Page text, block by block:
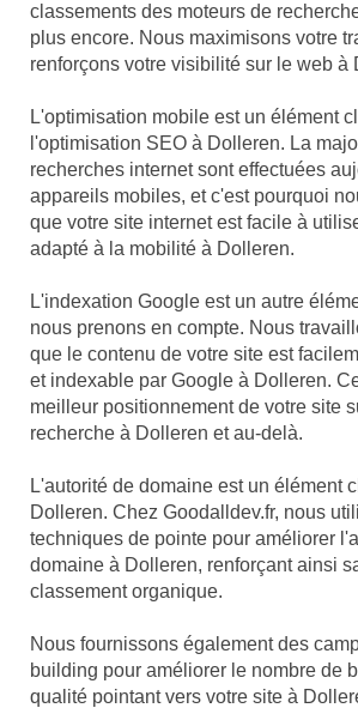
classements des moteurs de
plus encore. Nous maximisons votre
renforçons votre visibilité sur le web à
L'optimisation mobile est un élément
l'optimisation SEO à Dolleren. La
recherches internet sont effectuées
appareils mobiles, et c'est pourquoi
que votre site internet est facile à
adapté à la mobilité à Dolleren.
L'indexation Google est un autre
nous prenons en compte. Nous
que le contenu de votre site est
et indexable par Google à Dolleren.
meilleur positionnement de votre site
recherche à Dolleren et au-delà.
L'autorité de domaine est un élément
Dolleren. Chez Goodalldev.fr, nous
techniques de pointe pour améliorer
domaine à Dolleren, renforçant ainsi
classement organique.
Nous fournissons également des
building pour améliorer le nombre de
qualité pointant vers votre site à